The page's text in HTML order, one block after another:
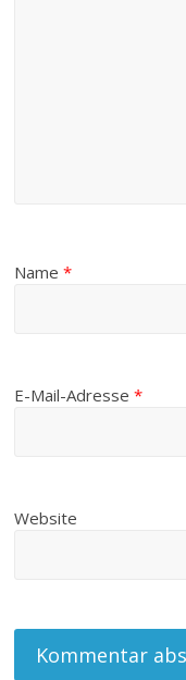
Name*
E-Mail-Adresse*
Website